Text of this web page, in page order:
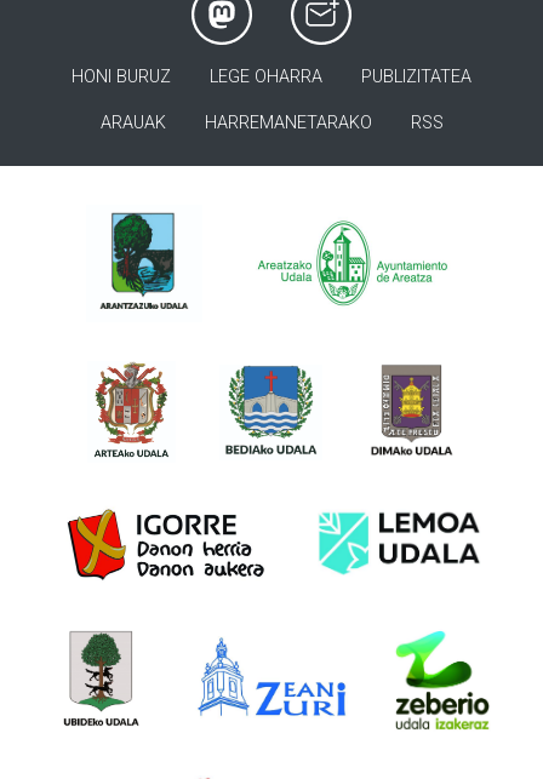
HONI BURUZ LEGE OHARRA PUBLIZITATEA
ARAUAK HARREMANETARAKO RSS